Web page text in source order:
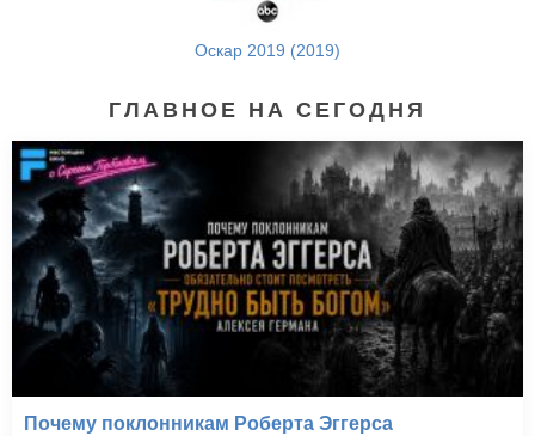
Оскар 2019 (2019)
ГЛАВНОЕ НА СЕГОДНЯ
Почему поклонникам Роберта Эггерса